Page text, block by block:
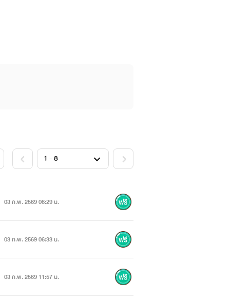
03 ก.พ. 2569 06:29 น.
03 ก.พ. 2569 06:33 น.
03 ก.พ. 2569 11:57 น.